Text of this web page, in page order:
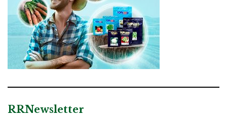
RRNewsletter